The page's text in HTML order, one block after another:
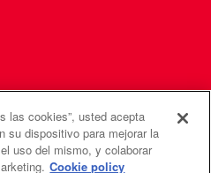
Unidas es una agencia de la
Unida
las cookies”, usted acepta
su dispositivo para mejorar la
uso del mismo, y colaborar
Cookie policy